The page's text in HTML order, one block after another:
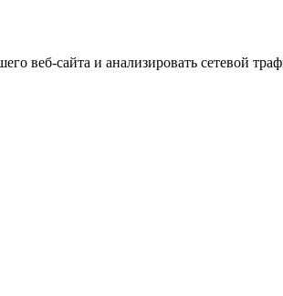
веб-сайта и анализировать сетевой